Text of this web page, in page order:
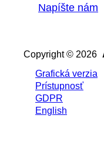
Napíšte nám
Copyright © 2026
Grafická verzia
Prístupnosť
GDPR
English